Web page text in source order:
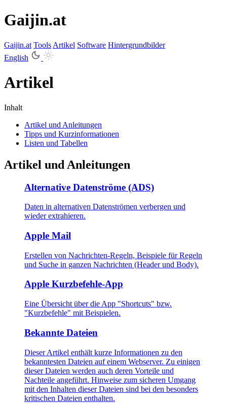
Gaijin.at
Gaijin.at Tools Artikel Software Hintergrundbilder
English
Artikel
Inhalt
Artikel und Anleitungen
Tipps und Kurzinformationen
Listen und Tabellen
Artikel und Anleitungen
Alternative Datenströme (ADS)
Daten in alternativen Datenströmen verbergen und
wieder extrahieren.
Apple Mail
Erstellen von Nachrichten-Regeln, Beispiele für Regeln
und Suche in ganzen Nachrichten (Header und Body).
Apple Kurzbefehle-App
Eine Übersicht über die App "Shortcuts" bzw.
"Kurzbefehle" mit Beispielen.
Bekannte Dateien
Dieser Artikel enthält kurze Informationen zu den
bekanntesten Dateien auf einem Webserver. Zu einigen
dieser Dateien werden auch deren Vorteile und
Nachteile angeführt. Hinweise zum sicheren Umgang
mit den Inhalten dieser Dateien sind bei den besonders
kritischen Dateien enthalten.